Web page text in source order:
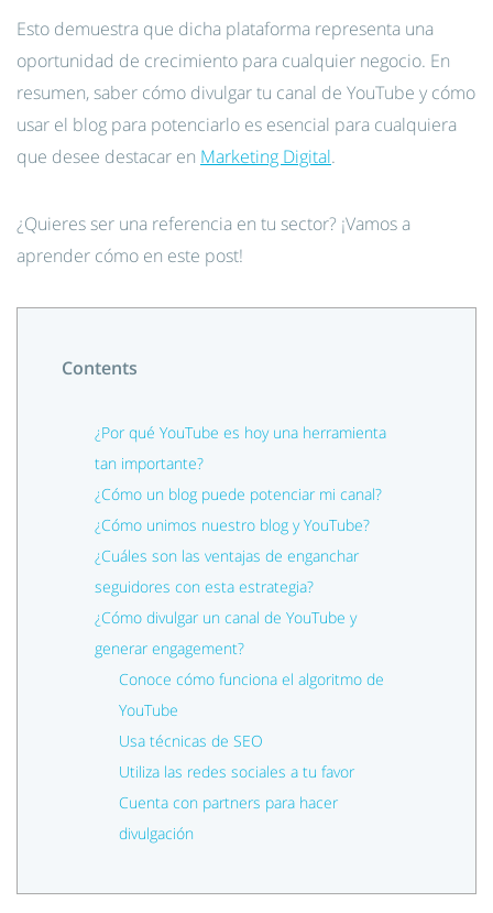
Esto demuestra que dicha plataforma representa una
oportunidad de crecimiento para cualquier negocio. En
resumen, saber cómo divulgar tu canal de YouTube y cómo
usar el blog para potenciarlo es esencial para cualquiera
que desee destacar en Marketing Digital.
¿Quieres ser una referencia en tu sector? ¡Vamos a
aprender cómo en este post!
Contents
¿Por qué YouTube es hoy una herramienta
tan importante?
¿Cómo un blog puede potenciar mi canal?
¿Cómo unimos nuestro blog y YouTube?
¿Cuáles son las ventajas de enganchar
seguidores con esta estrategia?
¿Cómo divulgar un canal de YouTube y
generar engagement?
Conoce cómo funciona el algoritmo de
YouTube
Usa técnicas de SEO
Utiliza las redes sociales a tu favor
Cuenta con partners para hacer
divulgación